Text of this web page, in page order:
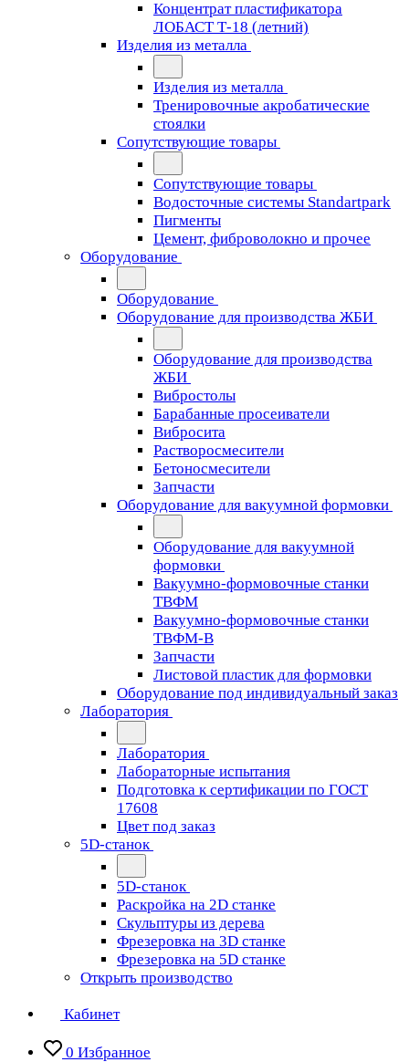
Концентрат пластификатора
ЛОБАСТ Т-18 (летний)
Изделия из металла
Изделия из металла
Тренировочные акробатические
стоялки
Сопутствующие товары
Сопутствующие товары
Водосточные системы Standartpark
Пигменты
Цемент, фиброволокно и прочее
Оборудование
Оборудование
Оборудование для производства ЖБИ
Оборудование для производства
ЖБИ
Вибростолы
Барабанные просеиватели
Вибросита
Растворосмесители
Бетоносмесители
Запчасти
Оборудование для вакуумной формовки
Оборудование для вакуумной
формовки
Вакуумно-формовочные станки
ТВФМ
Вакуумно-формовочные станки
ТВФМ-В
Запчасти
Листовой пластик для формовки
Оборудование под индивидуальный заказ
Лаборатория
Лаборатория
Лабораторные испытания
Подготовка к сертификации по ГОСТ
17608
Цвет под заказ
5D-станок
5D-станок
Раскройка на 2D станке
Скульптуры из дерева
Фрезеровка на 3D станке
Фрезеровка на 5D станке
Открыть производство
Кабинет
0 Избранное